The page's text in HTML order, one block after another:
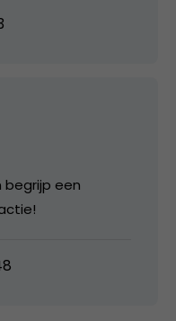
begrijp een